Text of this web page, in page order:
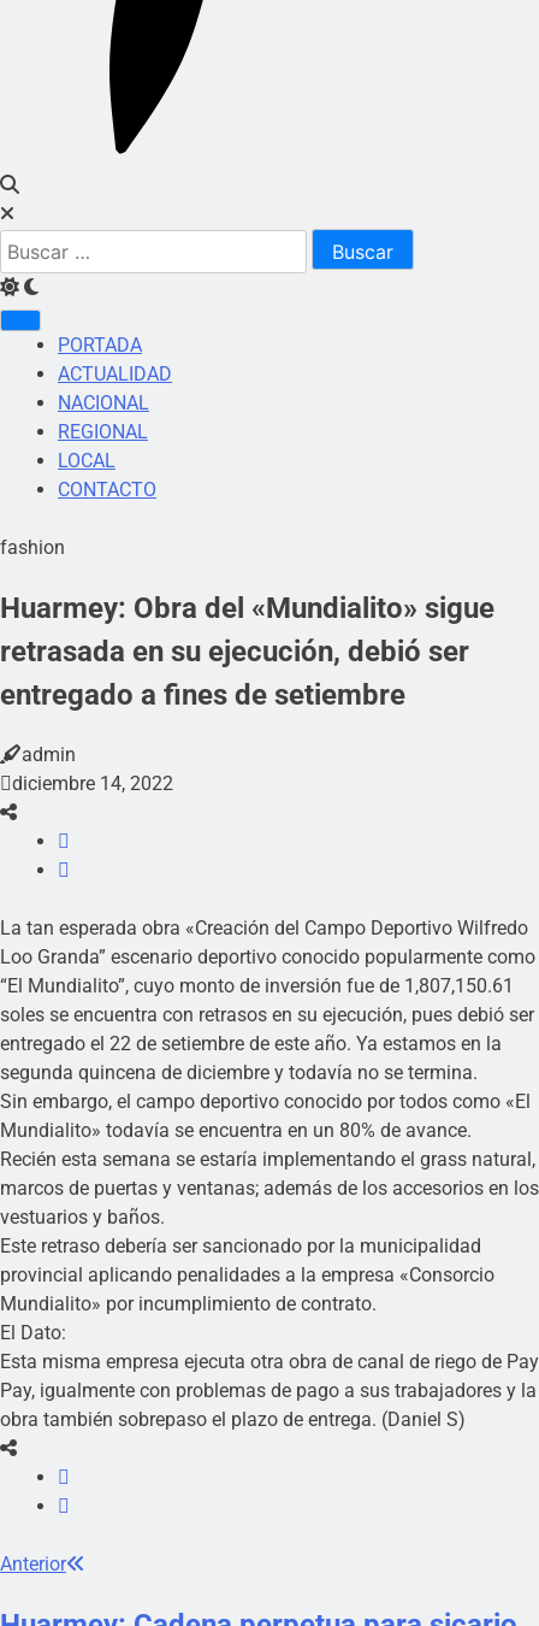
Buscar:
PORTADA
ACTUALIDAD
NACIONAL
REGIONAL
LOCAL
CONTACTO
fashion
Huarmey: Obra del «Mundialito» sigue
retrasada en su ejecución, debió ser
entregado a fines de setiembre
admin
diciembre 14, 2022
La tan esperada obra «Creación del Campo Deportivo Wilfredo
Loo Granda” escenario deportivo conocido popularmente como
“El Mundialito”, cuyo monto de inversión fue de 1,807,150.61
soles se encuentra con retrasos en su ejecución, pues debió ser
entregado el 22 de setiembre de este año. Ya estamos en la
segunda quincena de diciembre y todavía no se termina.
Sin embargo, el campo deportivo conocido por todos como «El
Mundialito» todavía se encuentra en un 80% de avance.
Recién esta semana se estaría implementando el grass natural,
marcos de puertas y ventanas; además de los accesorios en los
vestuarios y baños.
Este retraso debería ser sancionado por la municipalidad
provincial aplicando penalidades a la empresa «Consorcio
Mundialito» por incumplimiento de contrato.
El Dato:
Esta misma empresa ejecuta otra obra de canal de riego de Pay
Pay, igualmente con problemas de pago a sus trabajadores y la
obra también sobrepaso el plazo de entrega. (Daniel S)
Anterior